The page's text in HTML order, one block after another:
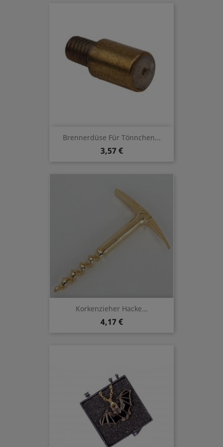
Brennerdüse Für Tönnchen...
3,57 €
Korkenzieher Hacke...
4,17 €